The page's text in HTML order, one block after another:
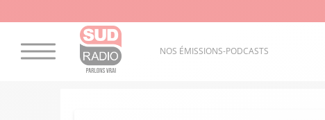
NOS ÉMISSIONS-PODCASTS